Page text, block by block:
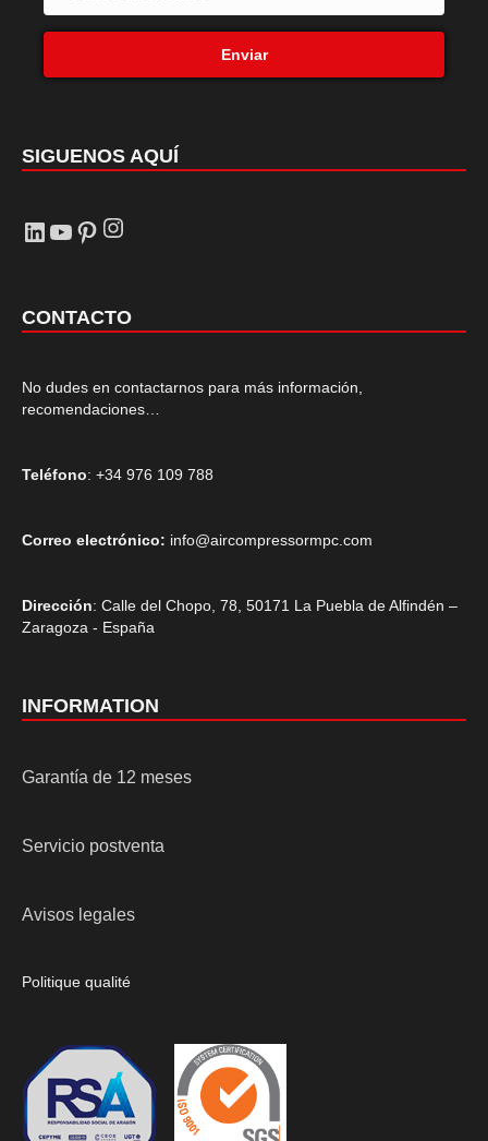
Enviar
SIGUENOS AQUÍ
LinkedIn
YouTube
Pinterest
Instagram
CONTACTO
No dudes en contactarnos para más información,
recomendaciones…
Teléfono: +34 976 109 788
Correo electrónico: info@aircompressormpc.com
Dirección: Calle del Chopo, 78, 50171 La Puebla de Alfindén –
Zaragoza - España
INFORMATION
Garantía de 12 meses
Servicio postventa
Avisos legales
Politique qualité